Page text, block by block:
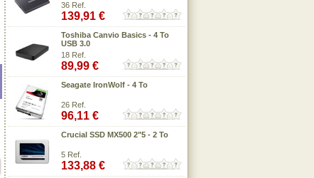
36 Ref.
139,91 €
Toshiba Canvio Basics - 4 To
USB 3.0
18 Ref.
89,99 €
Seagate IronWolf - 4 To
26 Ref.
96,11 €
Crucial SSD MX500 2"5 - 2 To
5 Ref.
133,88 €